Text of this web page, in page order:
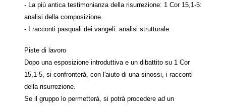
- La più antica testimonianza della risurrezione: 1 Cor 15,1-5:
analisi della composizione.
- I racconti pasquali dei vangeli: analisi strutturale.
Piste di lavoro
Dopo una esposizione introduttiva e un dibattito su 1 Cor
15,1-5, si confronterà, con l'aiuto di una sinossi, i racconti
della risurrezione.
Se il gruppo lo permetterà, si potrà procedere ad un